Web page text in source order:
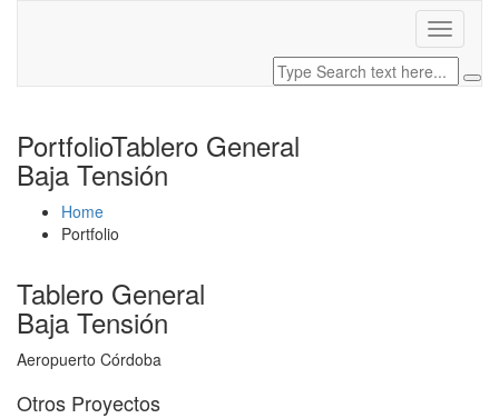
PortfolioTablero General
Baja Tensión
Home
Portfolio
Tablero General
Baja Tensión
Aeropuerto Córdoba
Otros Proyectos